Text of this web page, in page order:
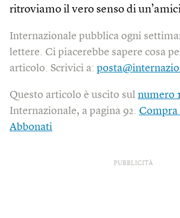
ritroviamo il vero senso di
Internazionale pubblica ogni
lettere. Ci piacerebbe sapere cosa
articolo. Scrivici a:
Questo articolo è uscito sul numero
Internazionale, a pagina 92. Compra
Abbonati
PUBBLICITÀ